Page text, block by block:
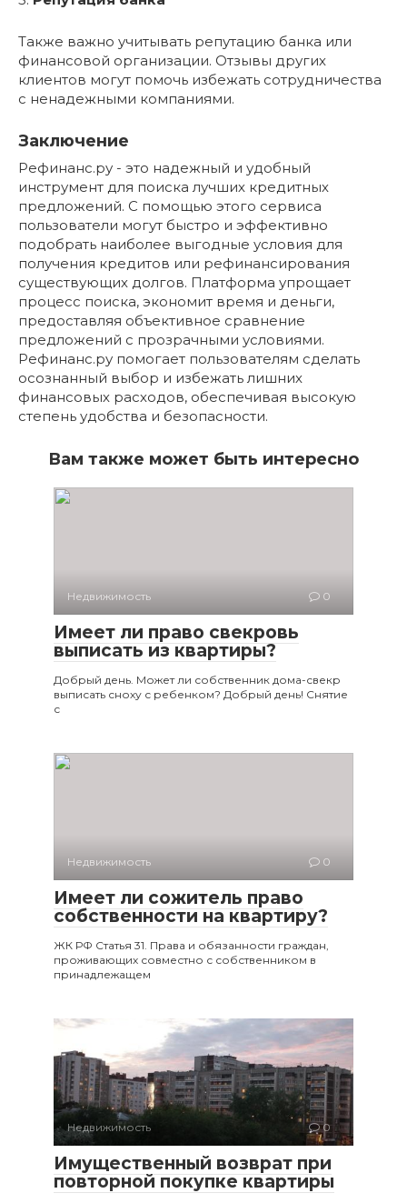
Также важно учитывать репутацию банка или
финансовой организации. Отзывы других
клиентов могут помочь избежать сотрудничества
с ненадежными компаниями.
Заключение
Рефинанс.ру - это надежный и удобный
инструмент для поиска лучших кредитных
предложений. С помощью этого сервиса
пользователи могут быстро и эффективно
подобрать наиболее выгодные условия для
получения кредитов или рефинансирования
существующих долгов. Платформа упрощает
процесс поиска, экономит время и деньги,
предоставляя объективное сравнение
предложений с прозрачными условиями.
Рефинанс.ру помогает пользователям сделать
осознанный выбор и избежать лишних
финансовых расходов, обеспечивая высокую
степень удобства и безопасности.
Вам также может быть интересно
Недвижимость 0
Имеет ли право свекровь
выписать из квартиры?
Добрый день. Может ли собственник дома-свекр
выписать сноху с ребенком? Добрый день! Снятие
с
Недвижимость 0
Имеет ли сожитель право
собственности на квартиру?
ЖК РФ Статья 31. Права и обязанности граждан,
проживающих совместно с собственником в
принадлежащем
Недвижимость 0
Имущественный возврат при
повторной покупке квартиры